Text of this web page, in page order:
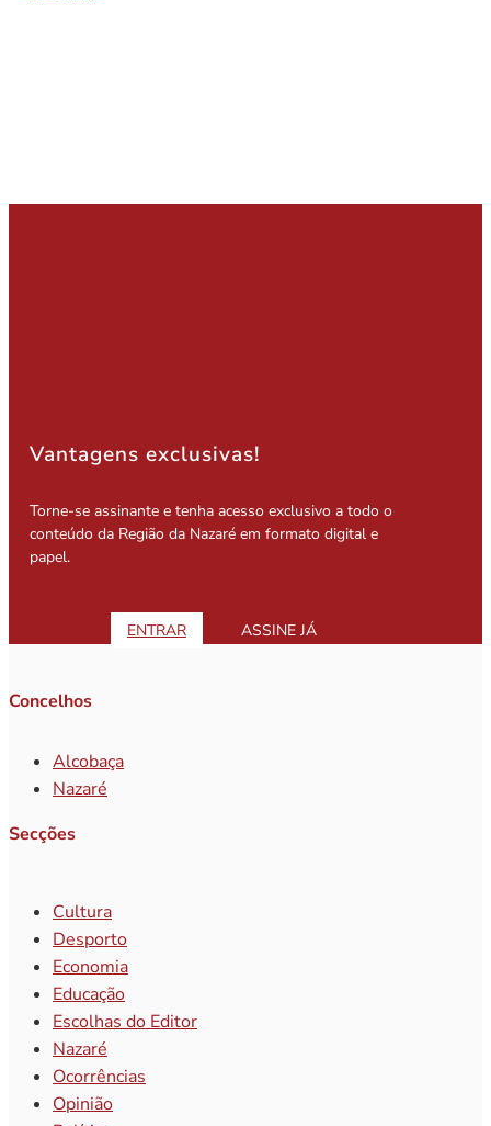
Vantagens exclusivas!
Torne-se assinante e tenha acesso exclusivo a todo o
conteúdo da Região da Nazaré em formato digital e
papel.
ENTRAR ASSINE JÁ
Concelhos
Alcobaça
Nazaré
Secções
Cultura
Desporto
Economia
Educação
Escolhas do Editor
Nazaré
Ocorrências
Opinião